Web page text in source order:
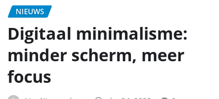
NIEUWS
Digitaal minimalisme:
minder scherm, meer
focus